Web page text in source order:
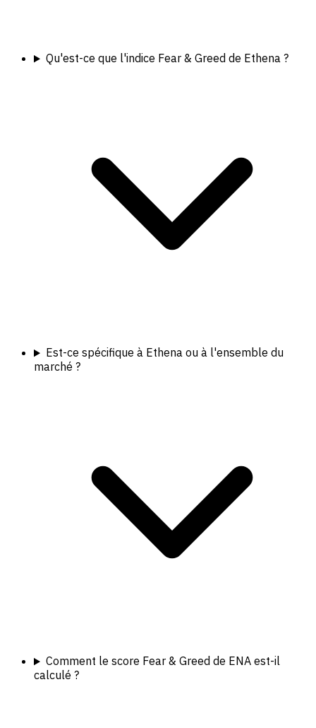
Qu'est-ce que l'indice Fear & Greed de Ethena ?
Est-ce spécifique à Ethena ou à l'ensemble du
marché ?
Comment le score Fear & Greed de ENA est-il
calculé ?